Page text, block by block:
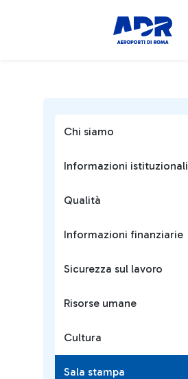
Chi siamo
Informazioni istituzionali
Qualità
Informazioni finanziarie
Sicurezza sul lavoro
Risorse umane
Cultura
Sala stampa